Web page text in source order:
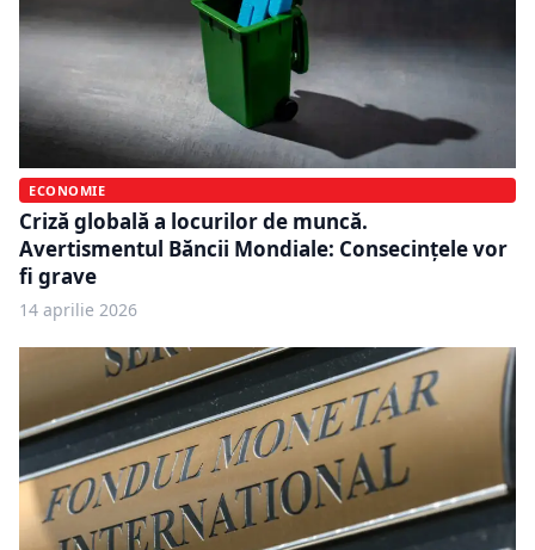
ECONOMIE
Criză globală a locurilor de muncă.
Avertismentul Băncii Mondiale: Consecinţele vor
fi grave
14 aprilie 2026